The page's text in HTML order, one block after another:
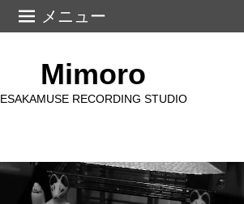
メニュー
Mimoro
ESAKAMUSE RECORDING STUDIO